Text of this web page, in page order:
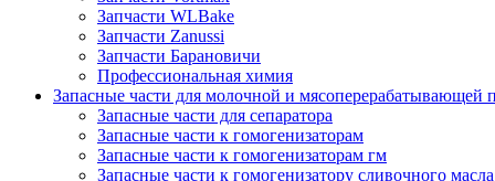
Запчасти WLBake
Запчасти Zanussi
Запчасти Барановичи
Профессиональная химия
Запасные части для молочной и мясоперерабатывающей
Запасные части для сепаратора
Запасные части к гомогенизаторам
Запасные части к гомогенизаторам гм
Запасные части к гомогенизатору сливочного масла